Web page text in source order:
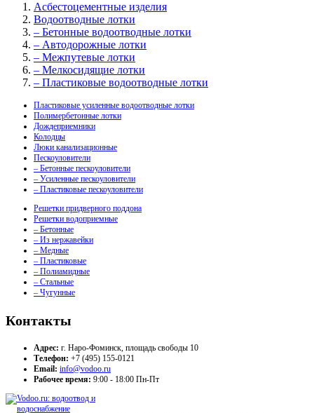
Асбестоцементные изделия
Водоотводные лотки
– Бетонные водоотводные лотки
– Автодорожные лотки
– Межпутевые лотки
– Мелкосидящие лотки
– Пластиковые водоотводные лотки
Пластиковые усиленные водоотводные лотки
Полимербетонные лотки
Дождеприемники
Колодцы
Люки канализационные
Пескоуловители
– Бетонные пескоуловители
– Усиленные пескоуловители
– Пластиковые пескоуловители
Решетки придверного поддона
Решетки водоприемные
– Бетонные
– Из нержавейки
– Медные
– Пластиковые
– Полиамидные
– Стальные
– Чугунные
Контакты
Адрес: г. Наро-Фоминск, площадь свободы 10
Телефон: +7 (495) 155-0121
Email: info@vodoo.ru
Рабочее время: 9:00 - 18:00 Пн-Пт